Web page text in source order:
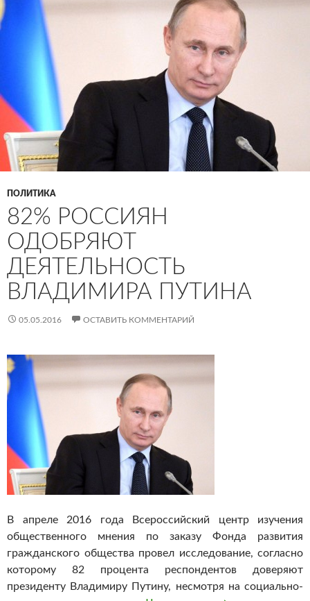
ПОЛИТИКА
82% РОССИЯН
ОДОБРЯЮТ
ДЕЯТЕЛЬНОСТЬ
ВЛАДИМИРА ПУТИНА
05.05.2016 ОСТАВИТЬ КОММЕНТАРИЙ
В апреле 2016 года Всероссийский центр изучения
общественного мнения по заказу Фонда развития
гражданского общества провел исследование, согласно
которому 82 процента респондентов доверяют
президенту Владимиру Путину, несмотря на социально-